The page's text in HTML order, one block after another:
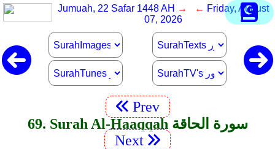
Jumuah, 22 Safar 1448 AH → ← Friday, August
07, 2026
Prev
69. Surah Al-Haaqqah سورة الحاقة
Next